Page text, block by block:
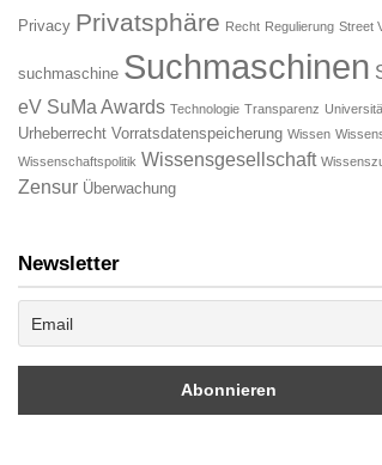
Privacy Privatsphäre Recht Regulierung Street
suchmaschine Suchmaschinen
eV SuMa Awards Technologie Transparenz
Urheberrecht Vorratsdatenspeicherung Wissen
Wissenschaftspolitik Wissensgesellschaft
Zensur Überwachung
Newsletter